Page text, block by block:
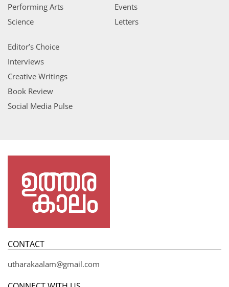
Performing Arts
Science
Events
Letters
Editor’s Choice
Interviews
Creative Writings
Book Review
Social Media Pulse
CONTACT
utharakaalam@gmail.com